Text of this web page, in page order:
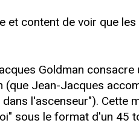
et content de voir que
Goldman consacre
(que Jean-Jacques
l'ascenseur"). Cette
sous le format d'un 45